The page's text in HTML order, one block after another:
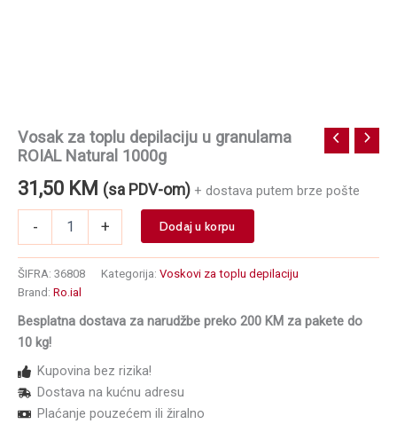
Vosak za toplu depilaciju u granulama
ROIAL Natural 1000g
31,50 KM (sa PDV-om) + dostava putem brze pošte
-
depilaciju
u
ROIAL
Natural
količina
+ Dodaj u korpu
ŠIFRA: 36808 Kategorija: Voskovi za toplu depilaciju
Brand: Ro.ial
Besplatna dostava za narudžbe preko 200 KM za pakete do
10 kg!
Kupovina bez rizika!
Dostava na kućnu adresu
Plaćanje pouzećem ili žiralno